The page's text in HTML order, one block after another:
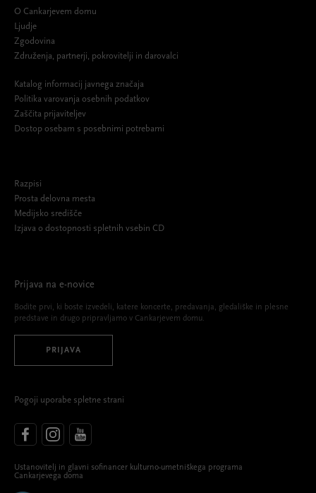
O Cankarjevem domu
Ljudje
Zgodovina
Združenja, partnerji, pokrovitelji in darovalci
Katalog informacij javnega značaja
Politika varovanja osebnih podatkov
Zaščita prijaviteljev
Dostop osebam s posebnimi potrebami
Razpisi
Prosta delovna mesta
Medijsko središče
Izjava o dostopnosti spletnih vsebin CD
Prijava na e-novice
Bodite prvi, ki boste izvedeli, katere koncerte, predavanja, gledališke in plesne
predstave in drugo pripravljamo v Cankarjevem domu.
PRIJAVA
Pogoji uporabe spletne strani
Ustanovitelj in glavni sofinancer kulturno-umetniškega programa
Cankarjevega doma